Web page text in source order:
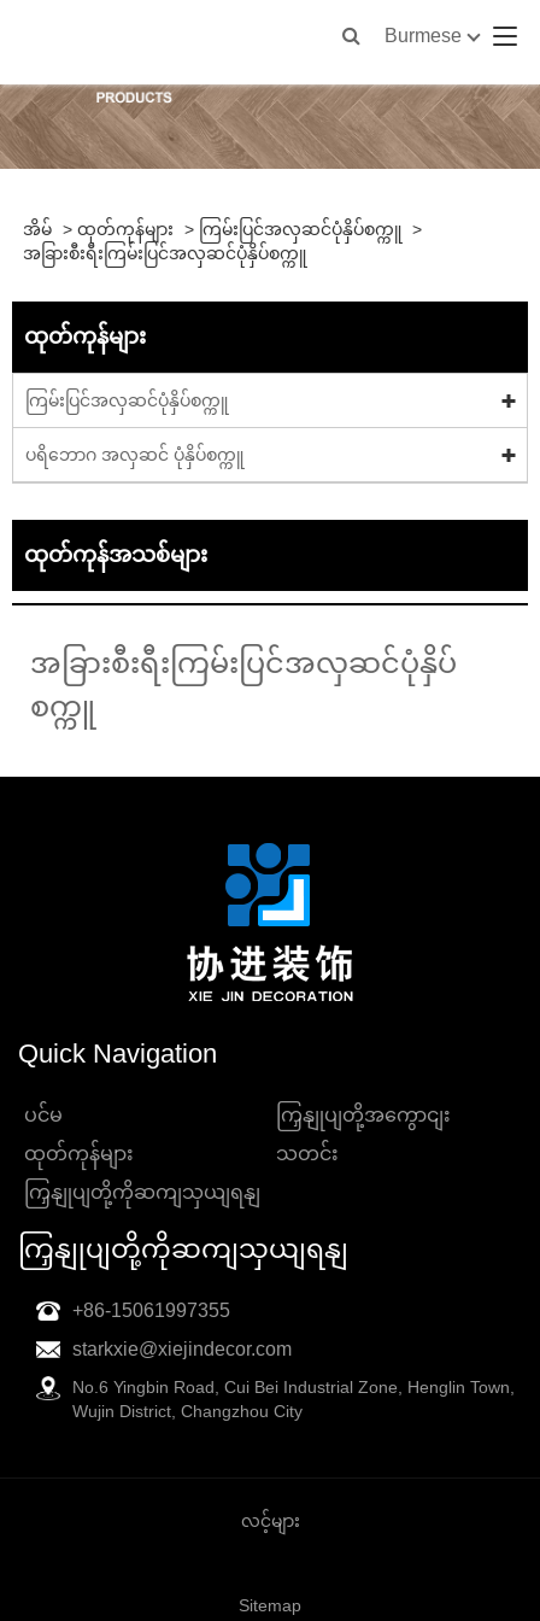
Burmese
အိမ် > ထုတ်ကုန်များ > ကြမ်းပြင်အလှဆင်ပုံနှိပ်စက္ကူ >
အခြားစီးရီးကြမ်းပြင်အလှဆင်ပုံနှိပ်စက္ကူ
ထုတ်ကုန်များ
ကြမ်းပြင်အလှဆင်ပုံနှိပ်စက္ကူ
ပရိဘောဂ အလှဆင် ပုံနှိပ်စက္ကူ
ထုတ်ကုန်အသစ်များ
အခြားစီးရီးကြမ်းပြင်အလှဆင်ပုံနှိပ်
စက္ကူ
Quick Navigation
ပင်မ
ကြှနျုပျတို့အကွောငျး
ထုတ်ကုန်များ
သတင်း
ကြှနျုပျတို့ကိုဆကျသှယျရနျ
ကြှနျုပျတို့ကိုဆကျသှယျရနျ
+86-15061997355
starkxie@xiejindecor.com
No.6 Yingbin Road, Cui Bei Industrial Zone, Henglin Town,
Wujin District, Changzhou City
လင့်များ
Sitemap